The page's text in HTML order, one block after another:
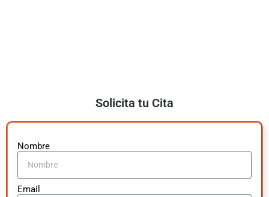
Solicita tu Cita
Nombre
Email